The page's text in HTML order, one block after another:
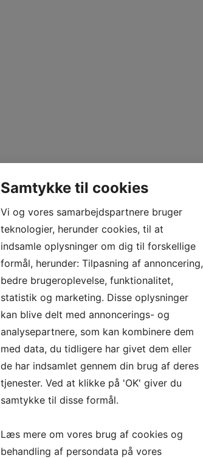
Samtykke til cookies
Vi og vores samarbejdspartnere bruger
teknologier, herunder cookies, til at
indsamle oplysninger om dig til forskellige
formål, herunder: Tilpasning af annoncering,
bedre brugeroplevelse, funktionalitet,
statistik og marketing. Disse oplysninger
kan blive delt med annoncerings- og
analysepartnere, som kan kombinere dem
med data, du tidligere har givet dem eller
de har indsamlet gennem din brug af deres
tjenester. Ved at klikke på 'OK' giver du
samtykke til disse formål.
Læs mere om vores brug af cookies og
behandling af persondata på vores